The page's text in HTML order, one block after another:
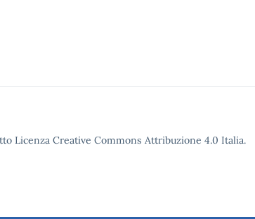
Licenza Creative Commons Attribuzione 4.0 Italia.